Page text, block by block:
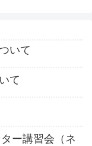
いて
て
ー講習会（ネ